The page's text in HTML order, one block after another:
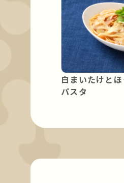
白まいたけと
パスタ